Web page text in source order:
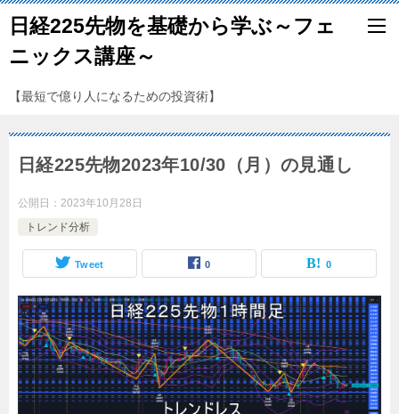
日経225先物を基礎から学ぶ～フェ
ニックス講座～
【最短で億り人になるための投資術】
日経225先物2023年10/30（月）の見通し
公開日： 2023年10月28日
トレンド分析
Tweet 0 0